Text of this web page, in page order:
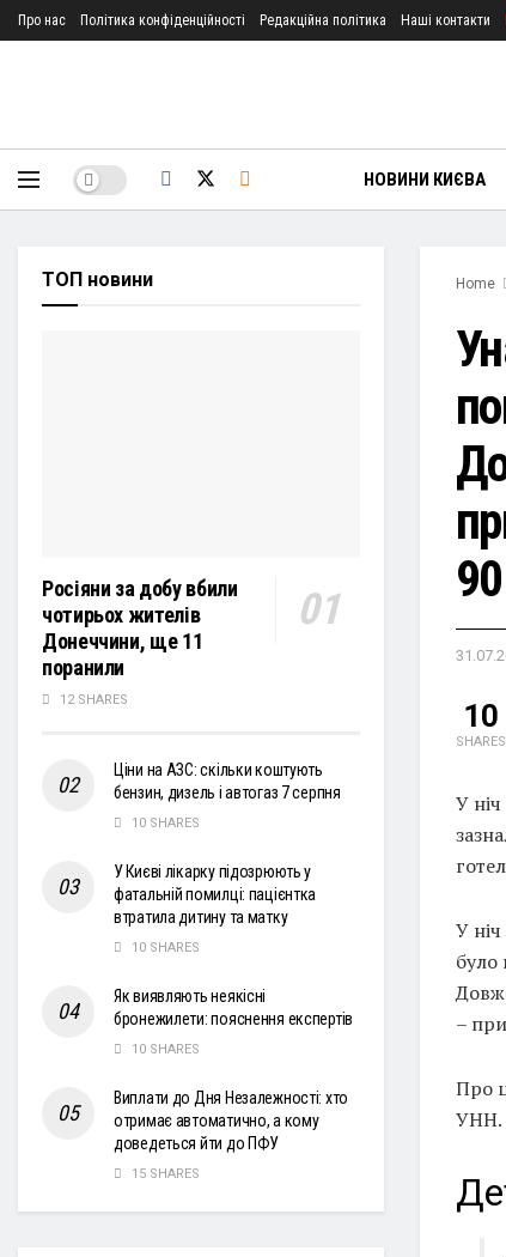
Про нас Політика конфіденційності Редакційна політика Наші контакти
НОВИНИ КИЄВА
Home
10
SHARES
У
У
було
–
Про
УНН.
ТОП новини
Росіяни за добу вбили
чотирьох жителів
Донеччини, ще 11
поранили
12 SHARES
Ціни на АЗС: скільки коштують
бензин, дизель і автогаз 7 серпня
10 SHARES
У Києві лікарку підозрюють у
фатальній помилці: пацієнтка
втратила дитину та матку
10 SHARES
Як виявляють неякісні
бронежилети: пояснення експертів
10 SHARES
Виплати до Дня Незалежності: хто
отримає автоматично, а кому
доведеться йти до ПФУ
15 SHARES